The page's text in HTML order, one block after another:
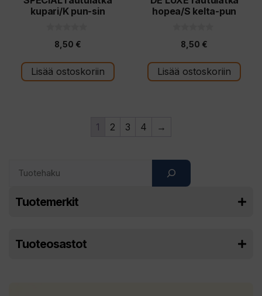
kupari/K pun-sin
s
t
ä
8,50 €
Lisää ostoskoriin
hopea/S kelta-pun
s
t
ä
8,50 €
Lisää ostoskoriin
1 2 3 4 →
Search
Tuotemerkit
Tuoteosastot